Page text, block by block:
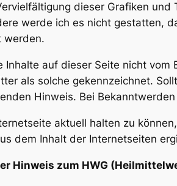
dieser Grafiken
werde ich es nicht gestatten,
werden.
Inhalte auf dieser Seite nicht
als solche gekennzeichnet.
Hinweis. Bei
aktuell halten zu
dem Inhalt der Internetseiten
Hinweis zum HWG